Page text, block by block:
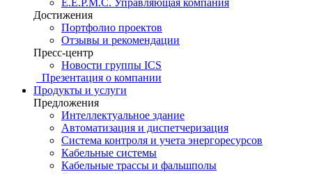
Достижения
Портфолио проектов
Отзывы и рекомендации
Пресс-центр
Новости группы ICS
Презентация о компании
Продукты и услуги
Предложения
Интеллектуальное здание
Автоматизация и диспетчеризация
Система контроля и учета энергоресурсов
Кабельные системы
Кабельные трассы и фальшполы